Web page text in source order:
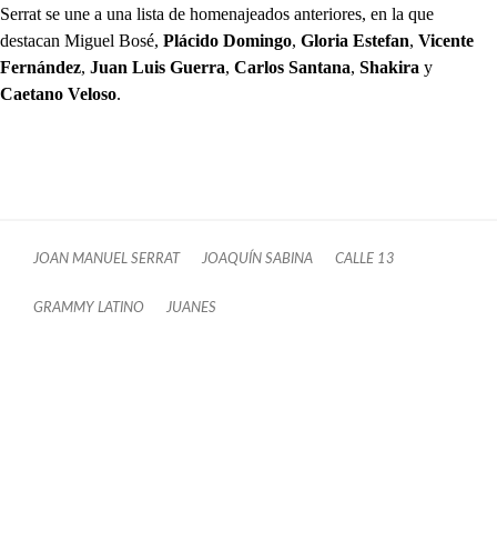
Serrat se une a una lista de homenajeados anteriores, en la que
destacan Miguel Bosé, Plácido Domingo, Gloria Estefan, Vicente
Fernández, Juan Luis Guerra, Carlos Santana, Shakira y
Caetano Veloso.
JOAN MANUEL SERRAT JOAQUÍN SABINA CALLE 13
GRAMMY LATINO JUANES